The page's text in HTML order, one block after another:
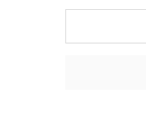
41 (4)
37 (3)